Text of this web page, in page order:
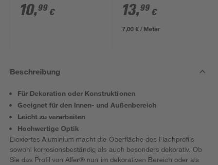
10,99 € 13,99 €
7,00 € / Meter
Beschreibung
Für Dekoration oder Konstruktionen
Geeignet für den Innen- und Außenbereich
Leicht zu verarbeiten
Hochwertige Optik
Eloxiertes Aluminium macht die Oberfläche des Flachprofils
sowohl korrosionsbeständig als auch besonders dekorativ. Ob
Sie das Profil von Alfer® nun im dekorativen Bereich oder als